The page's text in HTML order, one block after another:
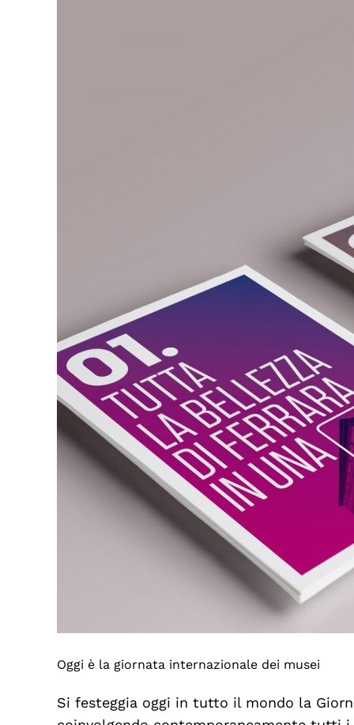
Oggi è la giornata internazionale dei musei
Si festeggia oggi in tutto il mondo la